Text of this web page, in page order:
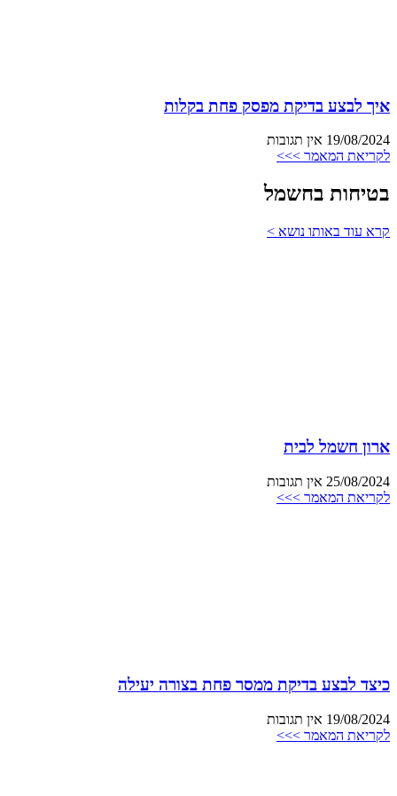
איך לבצע בדיקת מפסק פחת בקלות
19/08/2024 אין תגובות
לקריאת המאמר >>>
בטיחות בחשמל
קרא עוד באותו נושא >
ארון חשמל לבית
25/08/2024 אין תגובות
לקריאת המאמר >>>
כיצד לבצע בדיקת ממסר פחת בצורה יעילה
19/08/2024 אין תגובות
לקריאת המאמר >>>